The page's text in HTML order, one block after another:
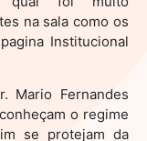
na sala como os
Institucional
Mario Fernandes
o regime
se protejam da